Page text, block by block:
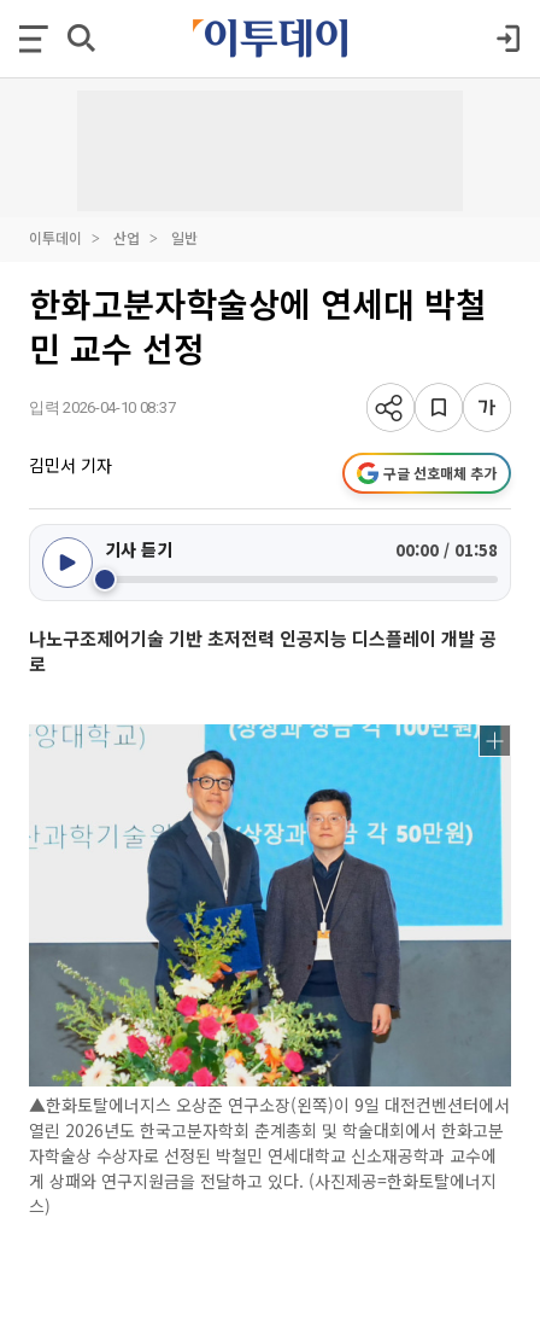
이투데이 산업 일반
한화고분자학술상에 연세대 박철
민 교수 선정
입력 2026-04-10 08:37
김민서 기자 구글 선호매체 추가
기사 듣기 00:00 / 01:58
나노구조제어기술 기반 초저전력 인공지능 디스플레이 개발 공
로
▲한화토탈에너지스 오상준 연구소장(왼쪽)이 9일 대전컨벤션터에서
열린 2026년도 한국고분자학회 춘계총회 및 학술대회에서 한화고분
자학술상 수상자로 선정된 박철민 연세대학교 신소재공학과 교수에
게 상패와 연구지원금을 전달하고 있다. (사진제공=한화토탈에너지
스)